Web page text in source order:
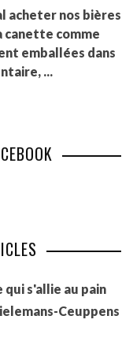
acheter nos bières
canette comme
emballées dans
...
qui s'allie au pain
Ceuppens